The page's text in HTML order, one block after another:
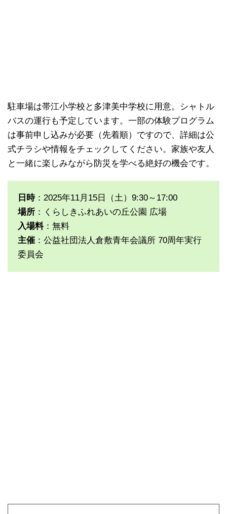
駐車場は帯江小学校と多津美中学校に用意。シャトル
バスの運行も予定しています。一部の体験プログラム
は事前申し込みが必要（先着順）ですので、詳細は公
式チラシや情報をチェックしてください。家族や友人
と一緒に楽しみながら防災を学べる絶好の機会です。
日時：2025年11月15日（土）9:30～17:00
場所 ：くらしきふれあいの丘公園 広場
入場料：無料
主催 ：公益社団法人倉敷青年会議所 70周年実行
委員会